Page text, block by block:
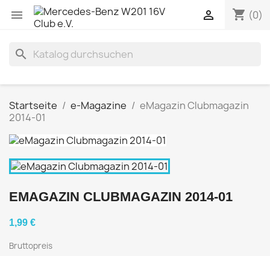
 shopping_cart (0)

search
Startseite e-Magazine
eMagazin Clubmagazin
2014-01
EMAGAZIN CLUBMAGAZIN 2014-01
1,99 €
Bruttopreis